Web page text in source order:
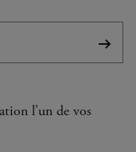
l'un de vos